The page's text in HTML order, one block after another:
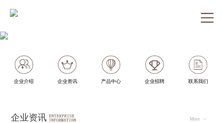
企业介绍 企业资讯 产品中心 企业招聘 联系我们
企业资讯 More